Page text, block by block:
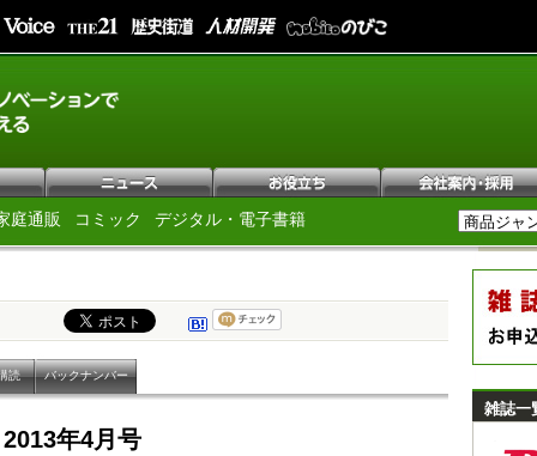
庭通販 コミック デジタル・電子書籍
読 バックナンバー
2013年4月号
雑誌一